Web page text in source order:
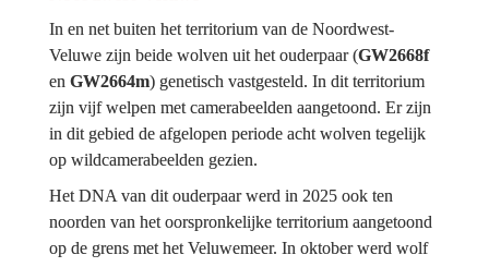
In en net buiten het territorium van de Noordwest-
Veluwe zijn beide wolven uit het ouderpaar (GW2668f
en GW2664m) genetisch vastgesteld. In dit territorium
zijn vijf welpen met camerabeelden aangetoond. Er zijn
in dit gebied de afgelopen periode acht wolven tegelijk
op wildcamerabeelden gezien.
Het DNA van dit ouderpaar werd in 2025 ook ten
noorden van het oorspronkelijke territorium aangetoond
op de grens met het Veluwemeer. In oktober werd wolf